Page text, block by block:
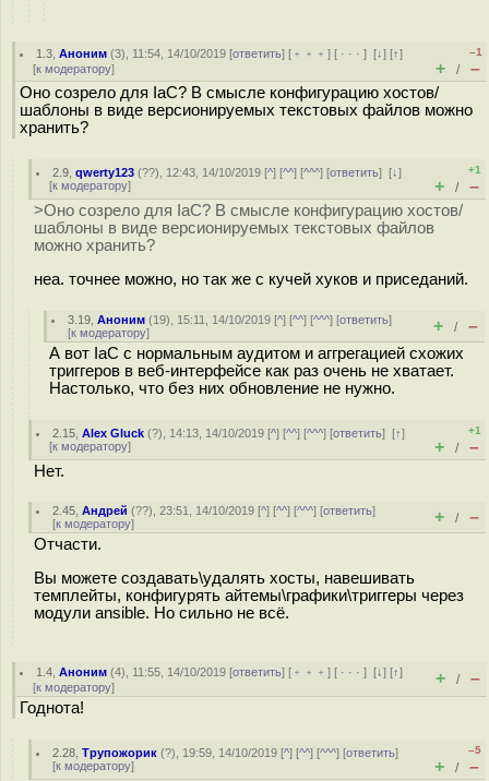
1.3 ,Аноним (3), 11:54, 14/10/2019 [ответить] [ ﹢﹢﹢] [ · · ·][↓] [↑]
[к модератору]
–1
+ / –
Оно созрело для IaC? В смысле конфигурацию хостов/
шаблоны в виде версионируемых текстовых файлов можно
хранить?
2.9 ,qwerty123 (??), 12:43, 14/10/2019 [^] [^^] [^^^] [ответить][↓]
[к модератору]
+1
+ / –
>Оно созрело для IaC? В смысле конфигурацию хостов/
шаблоны в виде версионируемых текстовых файлов
можно хранить?
неа. точнее можно, но так же с кучей хуков и приседаний.
3.19 ,Аноним (19), 15:11, 14/10/2019 [^] [^^] [^^^] [ответить]
[к модератору] + / –
А вот IaC с нормальным аудитом и аггрегацией схожих
триггеров в веб-интерфейсе как раз очень не хватает.
Настолько, что без них обновление не нужно.
2.15 ,Alex Gluck (?), 14:13, 14/10/2019 [^] [^^] [^^^] [ответить][↑]
[к модератору]
+1
+ / –
Нет.
2.45 ,Андрей (??), 23:51, 14/10/2019 [^] [^^] [^^^] [ответить]
[к модератору] + / –
Отчасти.
Вы можете создавать\удалять хосты, навешивать
темплейты, конфигурять айтемы\графики\триггеры через
модули ansible. Но сильно не всё.
1.4 ,Аноним (4), 11:55, 14/10/2019 [ответить] [ ﹢﹢﹢] [ · · ·][↓] [↑]
[к модератору] + / –
Годнота!
2.28 ,Трупожорик (?), 19:59, 14/10/2019 [^] [^^] [^^^] [ответить]
[к модератору]
–5
+ / –